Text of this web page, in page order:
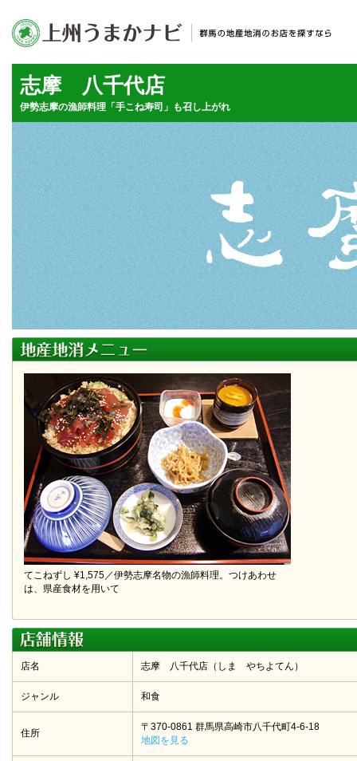
志摩 八千代店
伊勢志摩の漁師料理「手こね寿司」も召し上がれ
てこねずし ¥1,575／伊勢志摩名物の漁師料理。つけあわせ
は、県産食材を用いて
店名 志摩 八千代店（しま やちよてん）
ジャンル 和食
住所
〒370-0861 群馬県高崎市八千代町4-6-18
地図を見る